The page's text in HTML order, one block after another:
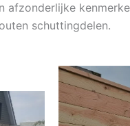
schuttingdelen.